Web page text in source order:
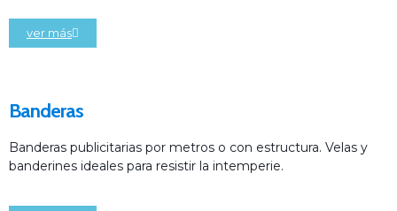
ver más
Banderas
Banderas publicitarias por metros o con estructura. Velas y
banderines ideales para resistir la intemperie.